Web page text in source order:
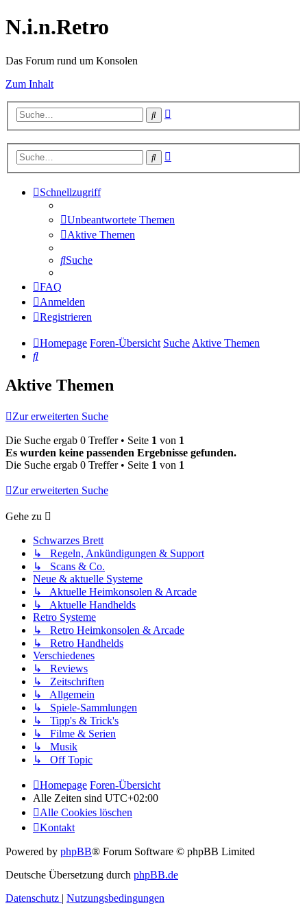
N.i.n.Retro
Das Forum rund um Konsolen
Zum Inhalt
Suche
Suche
Schnellzugriff
Unbeantwortete Themen
Aktive Themen
Suche
FAQ
Anmelden
Registrieren
Homepage Foren-Übersicht Suche Aktive Themen
Suche
Aktive Themen
Zur erweiterten Suche
Die Suche ergab 0 Treffer • Seite 1 von 1
Es wurden keine passenden Ergebnisse gefunden.
Die Suche ergab 0 Treffer • Seite 1 von 1
Zur erweiterten Suche
Gehe zu
Schwarzes Brett
↳ Regeln, Ankündigungen & Support
↳ Scans & Co.
Neue & aktuelle Systeme
↳ Aktuelle Heimkonsolen & Arcade
↳ Aktuelle Handhelds
Retro Systeme
↳ Retro Heimkonsolen & Arcade
↳ Retro Handhelds
Verschiedenes
↳ Reviews
↳ Zeitschriften
↳ Allgemein
↳ Spiele-Sammlungen
↳ Tipp's & Trick's
↳ Filme & Serien
↳ Musik
↳ Off Topic
Homepage Foren-Übersicht
Alle Zeiten sind UTC+02:00
Alle Cookies löschen
Kontakt
Powered by phpBB® Forum Software © phpBB Limited
Deutsche Übersetzung durch phpBB.de
Datenschutz | Nutzungsbedingungen